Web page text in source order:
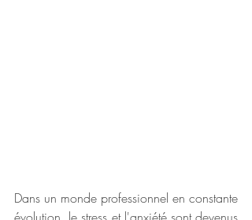
Dans un monde professionnel en constante